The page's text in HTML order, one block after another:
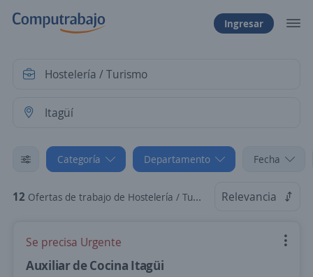
Ingresar
Categoría Departamento Fecha
12 Ofertas de trabajo de Hostelería / Turismo en Itagüí, Antioquia Relevancia
Se precisa Urgente
Auxiliar de Cocina Itagüi